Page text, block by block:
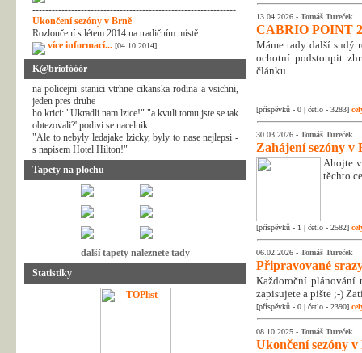
---------------------------------------------------------------
Ukončení sezóny v Brně
Rozloučení s létem 2014 na tradičním místě.
více informací... [04.10.2014]
K@briofóóór
na policejni stanici vtrhne cikanska rodina a vsichni,
jeden pres druhe
ho krici: "Ukradli nam lzice!" "a kvuli tomu jste se tak
obtezovali?' podivi se nacelnik
"Ale to nebyly ledajake lzicky, byly to nase nejlepsi -
s napisem Hotel Hilton!"
Tapety na plochu
další tapety naleznete tady
Statistiky
13.04.2026 - Tomáš Tureček
CABRIO POINT
Máme tady další sudý
ochotní podstoupit
článku.
[příspěvků - 0 | četlo - 3283]
30.03.2026 - Tomáš Tureček
Zahájení sezóny v
Ahojte
těchto
[příspěvků - 1 | četlo - 2582]
06.02.2026 - Tomáš Tureček
Připravované
Každoroční plánování
zapisujete a pište ;-)
[příspěvků - 0 | četlo - 2390]
08.10.2025 - Tomáš Tureček
Ukončení sezóny v